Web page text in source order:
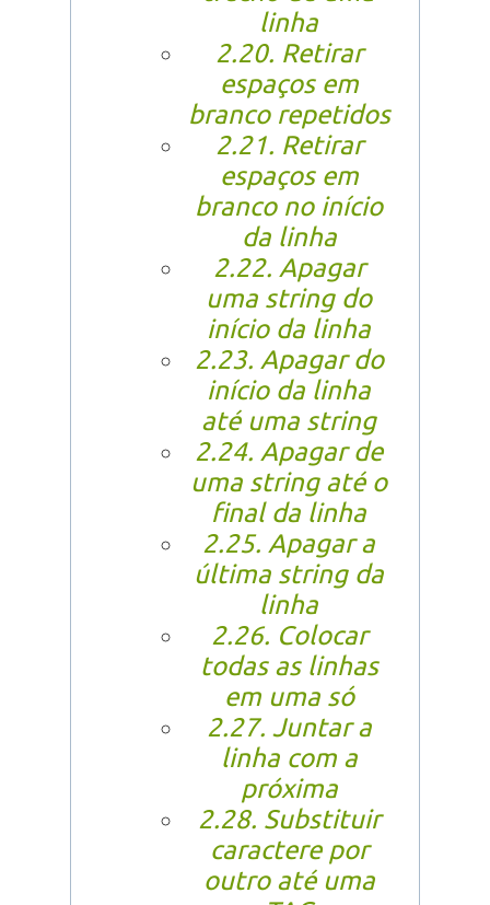
linha
2.20. Retirar
espaços em
branco repetidos
2.21. Retirar
espaços em
branco no início
da linha
2.22. Apagar
uma string do
início da linha
2.23. Apagar do
início da linha
até uma string
2.24. Apagar de
uma string até o
final da linha
2.25. Apagar a
última string da
linha
2.26. Colocar
todas as linhas
em uma só
2.27. Juntar a
linha com a
próxima
2.28. Substituir
caractere por
outro até uma